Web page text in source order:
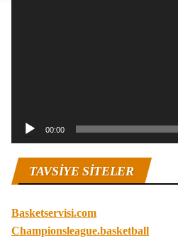
00:00
TAVSIYE SITELER
Basketservisi.com
Championsleague.basketball